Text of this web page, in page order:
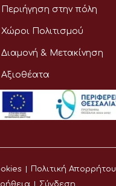
Περιήγηση στην πόλη
Χώροι Πολιτισμού
Διαμονή & Μετακίνηση
Αξιοθέατα
Πολιτική Απορρήτου